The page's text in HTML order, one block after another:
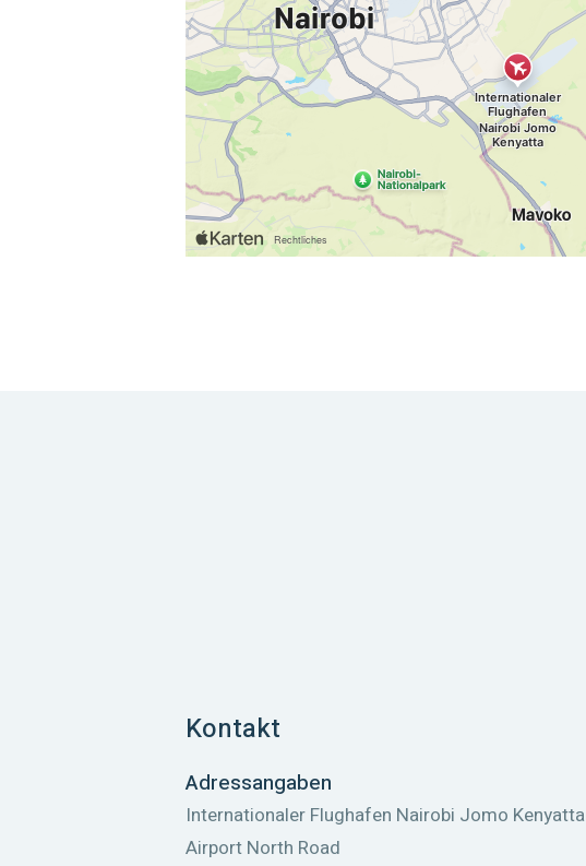
Kontakt
Adressangaben
Internationaler Flughafen Nairobi Jomo Kenyatta
Airport North Road